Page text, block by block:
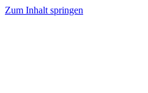
Zum Inhalt springen